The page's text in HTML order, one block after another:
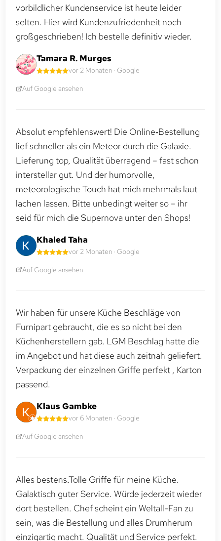
vorbildlicher Kundenservice ist heute leider
selten. Hier wird Kundenzufriedenheit noch
großgeschrieben! Ich bestelle definitiv wieder.
Tamara R. Murges
vor 2 Monaten · Google
Auf Google ansehen
Absolut empfehlenswert! Die Online‑Bestellung
lief schneller als ein Meteor durch die Galaxie.
Lieferung top, Qualität überragend – fast schon
interstellar gut. Und der humorvolle,
meteorologische Touch hat mich mehrmals laut
lachen lassen. Bitte unbedingt weiter so – ihr
seid für mich die Supernova unter den Shops!
Khaled Taha
vor 2 Monaten · Google
Auf Google ansehen
Wir haben für unsere Küche Beschläge von
Furnipart gebraucht, die es so nicht bei den
Küchenherstellern gab. LGM Beschlag hatte die
im Angebot und hat diese auch zeitnah geliefert.
Verpackung der einzelnen Griffe perfekt , Karton
passend.
Klaus Gambke
vor 6 Monaten · Google
Auf Google ansehen
Alles bestens.Tolle Griffe für meine Küche.
Galaktisch guter Service. Würde jederzeit wieder
dort bestellen. Chef scheint ein Weltall-Fan zu
sein, was die Bestellung und alles Drumherum
einzigartig macht. Qualität und Service perfekt.